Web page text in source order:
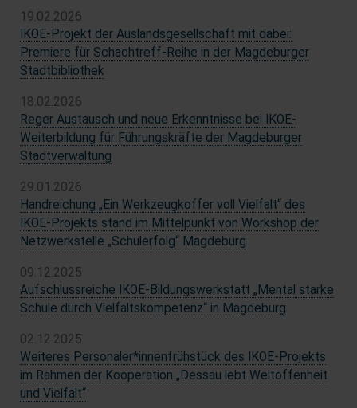
19.02.2026
IKOE-Projekt der Auslandsgesellschaft mit dabei:
Premiere für Schachtreff-Reihe in der Magdeburger
Stadtbibliothek
18.02.2026
Reger Austausch und neue Erkenntnisse bei IKOE-
Weiterbildung für Führungskräfte der Magdeburger
Stadtverwaltung
29.01.2026
Handreichung „Ein Werkzeugkoffer voll Vielfalt“ des
IKOE-Projekts stand im Mittelpunkt von Workshop der
Netzwerkstelle „Schulerfolg“ Magdeburg
09.12.2025
Aufschlussreiche IKOE-Bildungswerkstatt „Mental starke
Schule durch Vielfaltskompetenz“ in Magdeburg
02.12.2025
Weiteres Personaler*innenfrühstück des IKOE-Projekts
im Rahmen der Kooperation „Dessau lebt Weltoffenheit
und Vielfalt“